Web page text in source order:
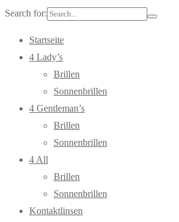
Search for:
Startseite
4 Lady’s
Brillen
Sonnenbrillen
4 Gentleman’s
Brillen
Sonnenbrillen
4 All
Brillen
Sonnenbrillen
Kontaktlinsen